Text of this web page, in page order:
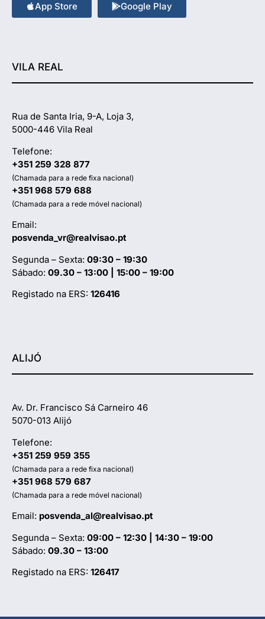
App Store Google Play
VILA REAL
Rua de Santa Iria, 9-A, Loja 3,
5000-446 Vila Real
Telefone:
+351 259 328 877
(Chamada para a rede fixa nacional)
+351 968 579 688
(Chamada para a rede móvel nacional)
Email:
posvenda_vr@realvisao.pt
Segunda – Sexta: 09:30 – 19:30
Sábado: 09.30 – 13:00 | 15:00 – 19:00
Registado na ERS: 126416
ALIJÓ
Av. Dr. Francisco Sá Carneiro 46
5070-013 Alijó
Telefone:
+351 259 959 355
(Chamada para a rede fixa nacional)
+351 968 579 687
(Chamada para a rede móvel nacional)
Email: posvenda_al@realvisao.pt
Segunda – Sexta: 09:00 – 12:30 | 14:30 – 19:00
Sábado: 09.30 – 13:00
Registado na ERS: 126417